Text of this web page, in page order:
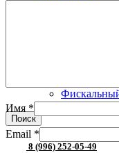
Поиск
8 (996) 252-05-49
Имя *
Email *